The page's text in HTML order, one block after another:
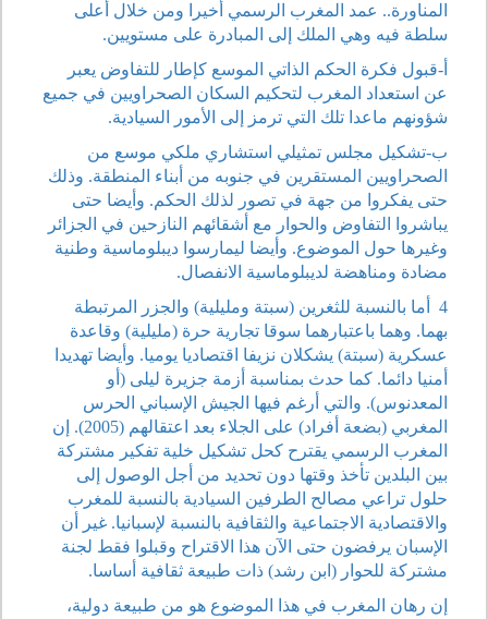
المناورة.. عمد المغرب الرسمي أخيرا ومن خلال أعلى
سلطة فيه وهي الملك إلى المبادرة على مستويين.
أ-قبول فكرة الحكم الذاتي الموسع كإطار للتفاوض يعبر
عن استعداد المغرب لتحكيم السكان الصحراويين في جميع
شؤونهم ماعدا تلك التي ترمز إلى الأمور السيادية.
ب-تشكيل مجلس تمثيلي استشاري ملكي موسع من
الصحراويين المستقرين في جنوبه من أبناء المنطقة. وذلك
حتى يفكروا من جهة في تصور لذلك الحكم. وأيضا حتى
يباشروا التفاوض والحوار مع أشقائهم النازحين في الجزائر
وغيرها حول الموضوع. وأيضا ليمارسوا ديبلوماسية وطنية
مضادة ومناهضة لديبلوماسية الانفصال.
4 أما بالنسبة للثغرين (سبتة ومليلية) والجزر المرتبطة
بهما. وهما باعتبارهما سوقا تجارية حرة (مليلية) وقاعدة
عسكرية (سبتة) يشكلان نزيفا اقتصاديا يوميا. وأيضا تهديدا
أمنيا دائما. كما حدث بمناسبة أزمة جزيرة ليلى (أو
المعدنوس). والتي أرغم فيها الجيش الإسباني الحرس
المغربي (بضعة أفراد) على الجلاء بعد اعتقالهم (2005). إن
المغرب الرسمي يقترح كحل تشكيل خلية تفكير مشتركة
بين البلدين تأخذ وقتها دون تحديد من أجل الوصول إلى
حلول تراعي مصالح الطرفين السيادية بالنسبة للمغرب
والاقتصادية الاجتماعية والثقافية بالنسبة لإسبانيا. غير أن
الإسبان يرفضون حتى الآن هذا الاقتراح وقبلوا فقط لجنة
مشتركة للحوار (ابن رشد) ذات طبيعة ثقافية أساسا.
إن رهان المغرب في هذا الموضوع هو من طبيعة دولية،